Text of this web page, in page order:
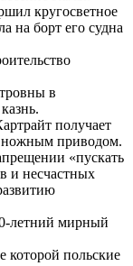
кругосветное
на борт его судна
в
получает
ножным приводом.
«пускать
и несчастных
летний мирный
которой польские